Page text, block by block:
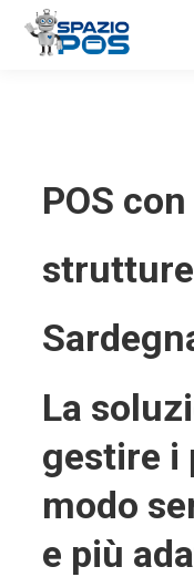
POS
La
gestire i
modo
e più